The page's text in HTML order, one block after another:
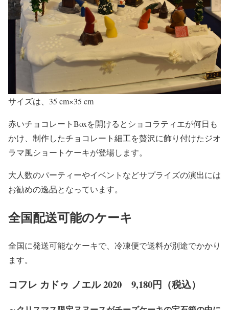
サイズは、35 cm×35 cm
赤いチョコレートBoxを開けるとショコラティエが何日も
かけ、制作したチョコレート細工を贅沢に飾り付けたジオ
ラマ風ショートケーキが登場します。
大人数のパーティーやイベントなどサプライズの演出には
お勧めの逸品となっています。
全国配送可能のケーキ
全国に発送可能なケーキで、冷凍便で送料が別途でかかり
ます。
コフレ カドゥ ノエル 2020 9,180円（税込）